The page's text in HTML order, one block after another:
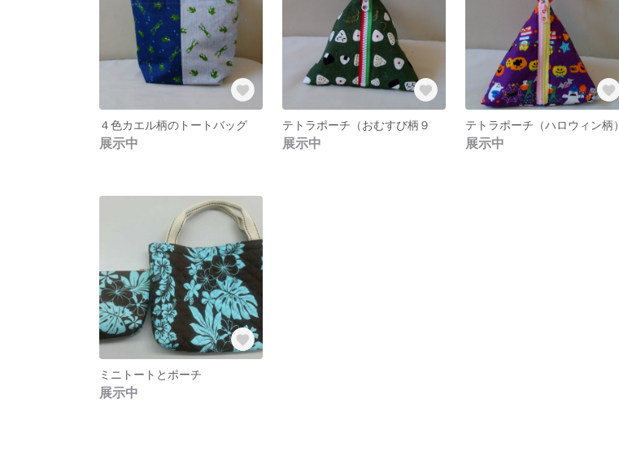
４色カエル柄のトートバッグ
展示中
テトラポーチ（おむすび柄９
展示中
テトラポーチ（ハロウィン柄）
展示中
ミニトートとポーチ
展示中